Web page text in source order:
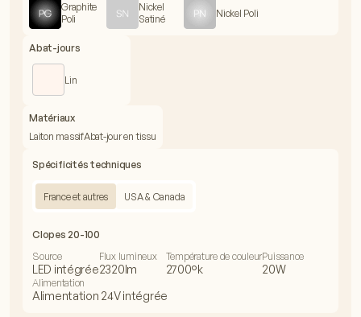
Graphite
Poli
Nickel
Satiné
Nickel Poli
Abat-jours
Lin
Matériaux
Laiton massifAbat-jour en tissu
Spécificités techniques
France et autres USA & Canada
Clopes 20-100
Source
LED intégrée
Flux lumineux
2320lm
Température de couleur
2700°k
Puissance
20W
Alimentation
Alimentation 24V intégrée